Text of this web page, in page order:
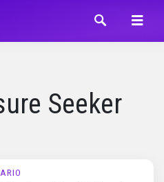
Seeker